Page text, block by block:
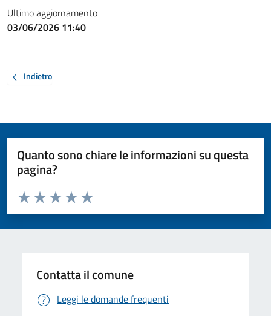
Ultimo aggiornamento
03/06/2026 11:40
Indietro
Quanto sono chiare le informazioni su questa
pagina?
Valuta da 1 a 5 stelle la pagina
Valuta 5 stelle su 5
Valuta 4 stelle su 5
Valuta 3 stelle su 5
Valuta 2 stelle su 5
Valuta 1 stelle su 5
Contatta il comune
Leggi le domande frequenti